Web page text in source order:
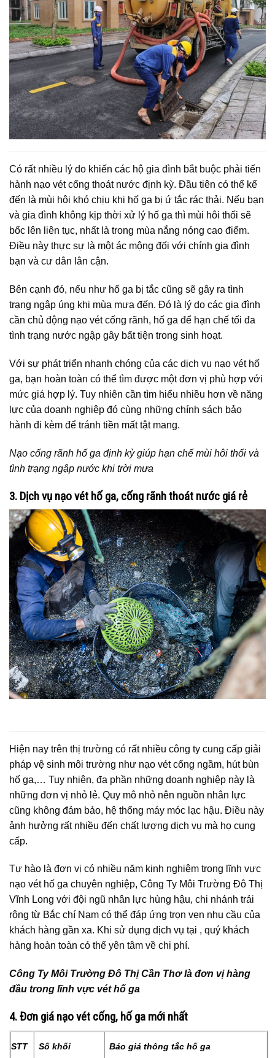
Có rất nhiều lý do khiến các hộ gia đình bắt buộc phải tiến
hành nạo vét cống thoát nước định kỳ. Đầu tiên có thể kể
đến là mùi hôi khó chịu khi hố ga bị ứ tắc rác thải. Nếu bạn
và gia đình không kịp thời xử lý hố ga thì mùi hôi thối sẽ
bốc lên liên tục, nhất là trong mùa nắng nóng cao điểm.
Điều này thực sự là một ác mộng đối với chính gia đình
bạn và cư dân lân cận.
Bên cạnh đó, nếu như hố ga bị tắc cũng sẽ gây ra tình
trạng ngập úng khi mùa mưa đến. Đó là lý do các gia đình
cần chủ động nạo vét cống rãnh, hố ga để hạn chế tối đa
tình trạng nước ngập gây bất tiện trong sinh hoạt.
Với sự phát triển nhanh chóng của các dịch vụ nạo vét hố
ga, bạn hoàn toàn có thể tìm được một đơn vị phù hợp với
mức giá hợp lý. Tuy nhiên cần tìm hiểu nhiều hơn về năng
lực của doanh nghiệp đó cùng những chính sách bảo
hành đi kèm để tránh tiền mất tật mang.
Nạo cống rãnh hố ga định kỳ giúp hạn chế mùi hôi thối và
tình trạng ngập nước khi trời mưa
3. Dịch vụ nạo vét hố ga, cống rãnh thoát nước giá rẻ
Hiện nay trên thị trường có rất nhiều công ty cung cấp giải
pháp vệ sinh môi trường như nạo vét cống ngầm, hút bùn
hố ga,… Tuy nhiên, đa phần những doanh nghiệp này là
những đơn vị nhỏ lẻ. Quy mô nhỏ nên nguồn nhân lực
cũng không đảm bảo, hệ thống máy móc lạc hậu. Điều này
ảnh hưởng rất nhiều đến chất lượng dịch vụ mà họ cung
cấp.
Tự hào là đơn vị có nhiều năm kinh nghiệm trong lĩnh vực
nạo vét hố ga chuyên nghiệp, Công Ty Môi Trường Đô Thị
Vĩnh Long với đội ngũ nhân lực hùng hậu, chi nhánh trải
rộng từ Bắc chí Nam có thể đáp ứng trọn vẹn nhu cầu của
khách hàng gần xa. Khi sử dụng dịch vụ tại , quý khách
hàng hoàn toàn có thể yên tâm về chi phí.
Công Ty Môi Trường Đô Thị Cần Thơ là đơn vị hàng
đầu trong lĩnh vực vét hố ga
4. Đơn giá nạo vét cống, hố ga mới nhất
STT Số khối Báo giá thông tắc hố ga